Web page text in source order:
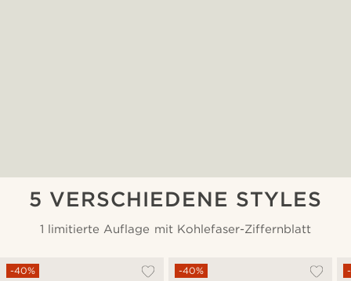
5 VERSCHIEDENE STYLES
1 limitierte Auflage mit Kohlefaser-Ziffernblatt
-40% -40%